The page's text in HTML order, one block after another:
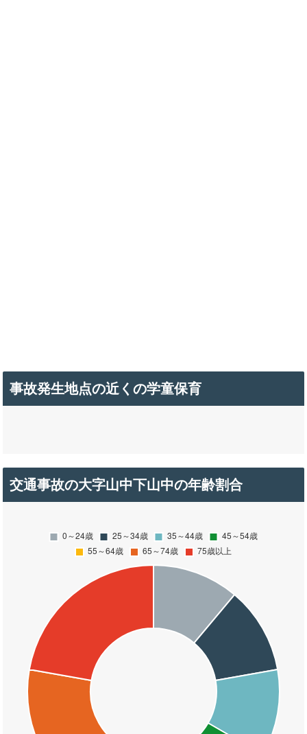
事故発生地点の近くの学童保育
交通事故の大字山中下山中の年齢割合